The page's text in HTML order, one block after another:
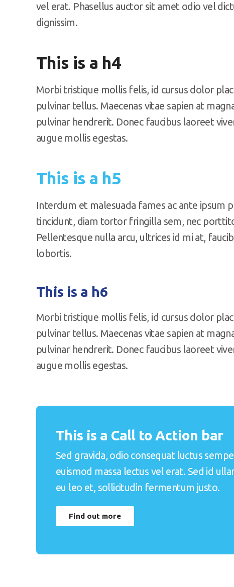
vel erat. Phasellus auctor sit amet odio vel
dignissim.
This is a h4
Morbi tristique mollis felis, id cursus dolor
pulvinar tellus. Maecenas vitae sapien at
pulvinar hendrerit. Donec faucibus laoreet
augue mollis egestas.
This is a h5
Interdum et malesuada fames ac ante ipsum
tincidunt, diam tortor fringilla sem, nec
Pellentesque nulla arcu, ultrices id mi at,
lobortis.
This is a h6
Morbi tristique mollis felis, id cursus dolor
pulvinar tellus. Maecenas vitae sapien at
pulvinar hendrerit. Donec faucibus laoreet
augue mollis egestas.
This is a Call to Action bar
Sed gravida, odio consequat luctus
euismod massa lectus vel erat. Sed id
eu leo et, sollicitudin fermentum justo.
Find out more